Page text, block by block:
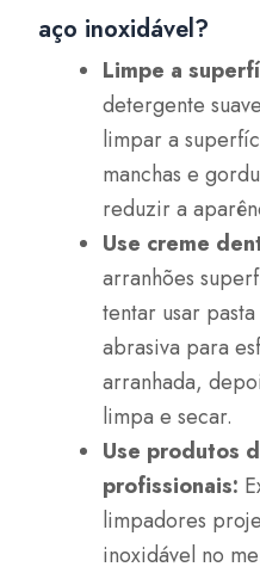
aço inoxidável?
Limpe a
detergente
limpar a
manchas e
reduzir a
Use creme
arranhões
tentar usar
abrasiva para
arranhada,
limpa e secar.
Use produtos
profissionais:
limpadores
inoxidável no